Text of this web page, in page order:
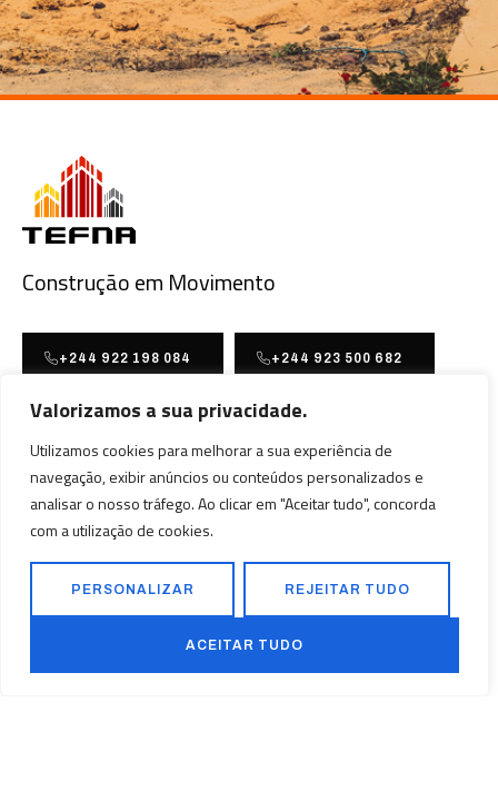
Valorizamos a sua privacidade.
Utilizamos cookies para melhorar a sua experiência de
navegação, exibir anúncios ou conteúdos personalizados e
analisar o nosso tráfego. Ao clicar em "Aceitar tudo", concorda
com a utilização de cookies.
PERSONALIZAR REJEITAR TUDO
ACEITAR TUDO
Construção em Movimento
+244 922 198 084 +244 923 500 682
Polo Industrial de Viana PIV
Lote 219 B, Viana, Luanda,
+244 922 198 084
+244 923 500 682
geral@tefna.com
Serviços
Sobre Nós